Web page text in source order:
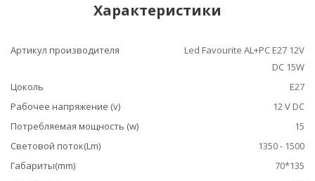
Характеристики
Артикул производителя
Led Favourite AL+PC E27 12V
DC 15W
Цоколь
E27
Рабочее напряжение (v)
12 V DC
Потребляемая мощность (w)
15
Световой поток(Lm)
1350 - 1500
Габариты(mm)
70*135